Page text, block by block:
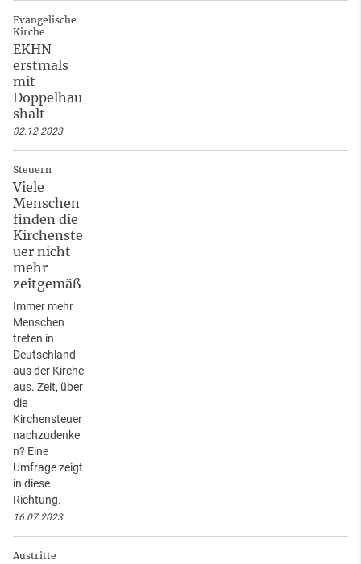
Evangelische
Kirche
EKHN
erstmals
mit
Doppelhau
shalt
02.12.2023
Steuern
Viele
Menschen
finden die
Kirchenste
uer nicht
mehr
zeitgemäß
Immer mehr
Menschen
treten in
Deutschland
aus der Kirche
aus. Zeit, über
die
Kirchensteuer
nachzudenke
n? Eine
Umfrage zeigt
in diese
Richtung.
16.07.2023
Austritte